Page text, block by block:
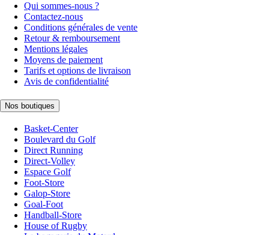
Qui sommes-nous ?
Contactez-nous
Conditions générales de vente
Retour & remboursement
Mentions légales
Moyens de paiement
Tarifs et options de livraison
Avis de confidentialité
Nos boutiques
Basket-Center
Boulevard du Golf
Direct Running
Direct-Volley
Espace Golf
Foot-Store
Galop-Store
Goal-Foot
Handball-Store
House of Rugby